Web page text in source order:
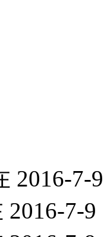
2016-7-
2016-7-